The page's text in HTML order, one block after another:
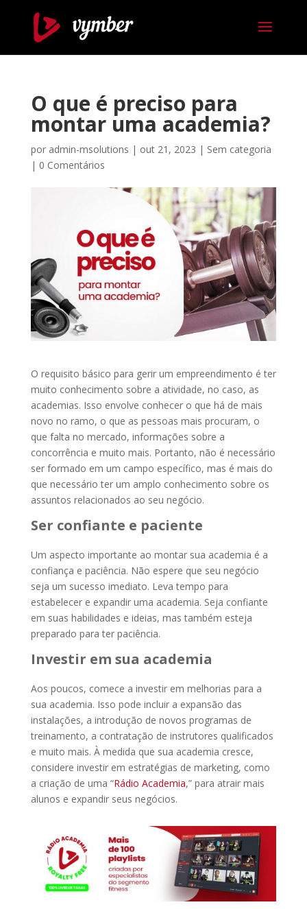
O que é preciso para
montar uma academia?
por admin-msolutions | out 21, 2023 | Sem categoria
| 0 Comentários
O requisito básico para gerir um empreendimento é ter
muito conhecimento sobre a atividade, no caso, as
academias. Isso envolve conhecer o que há de mais
novo no ramo, o que as pessoas mais procuram, o
que falta no mercado, informações sobre a
concorrência e muito mais. Portanto, não é necessário
ser formado em um campo específico, mas é mais do
que necessário ter um amplo conhecimento sobre os
assuntos relacionados ao seu negócio.
Ser confiante e paciente
Um aspecto importante ao montar sua academia é a
confiança e paciência. Não espere que seu negócio
seja um sucesso imediato. Leva tempo para
estabelecer e expandir uma academia. Seja confiante
em suas habilidades e ideias, mas também esteja
preparado para ter paciência.
Investir em sua academia
Aos poucos, comece a investir em melhorias para a
sua academia. Isso pode incluir a expansão das
instalações, a introdução de novos programas de
treinamento, a contratação de instrutores qualificados
e muito mais. À medida que sua academia cresce,
considere investir em estratégias de marketing, como
a criação de uma “Rádio Academia,” para atrair mais
alunos e expandir seus negócios.